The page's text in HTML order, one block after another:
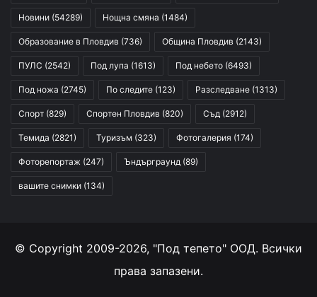
Новини (54289) Нощна смяна (1484)
Образование в Пловдив (736) Община Пловдив (2143)
ПУЛС (2542) Под лупа (1613) Под небето (6493)
Под ножа (2745) По следите (123) Разследване (1313)
Спорт (829) Спортен Пловдив (820) Съд (2912)
Темида (2821) Туризъм (323) Фотогалерия (174)
Фоторепортаж (247) Ъндърграунд (89)
вашите снимки (134)
© Copyright 2009-2026, "Под тепето" ООД. Всички
права запазени.